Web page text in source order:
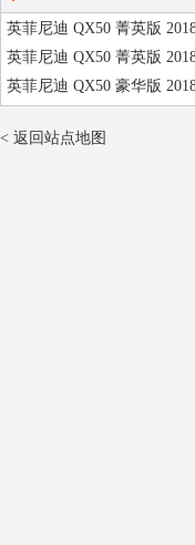
英菲尼迪 QX50 菁英版
英菲尼迪 QX50 菁英版
英菲尼迪 QX50 豪华版
< 返回站点地图